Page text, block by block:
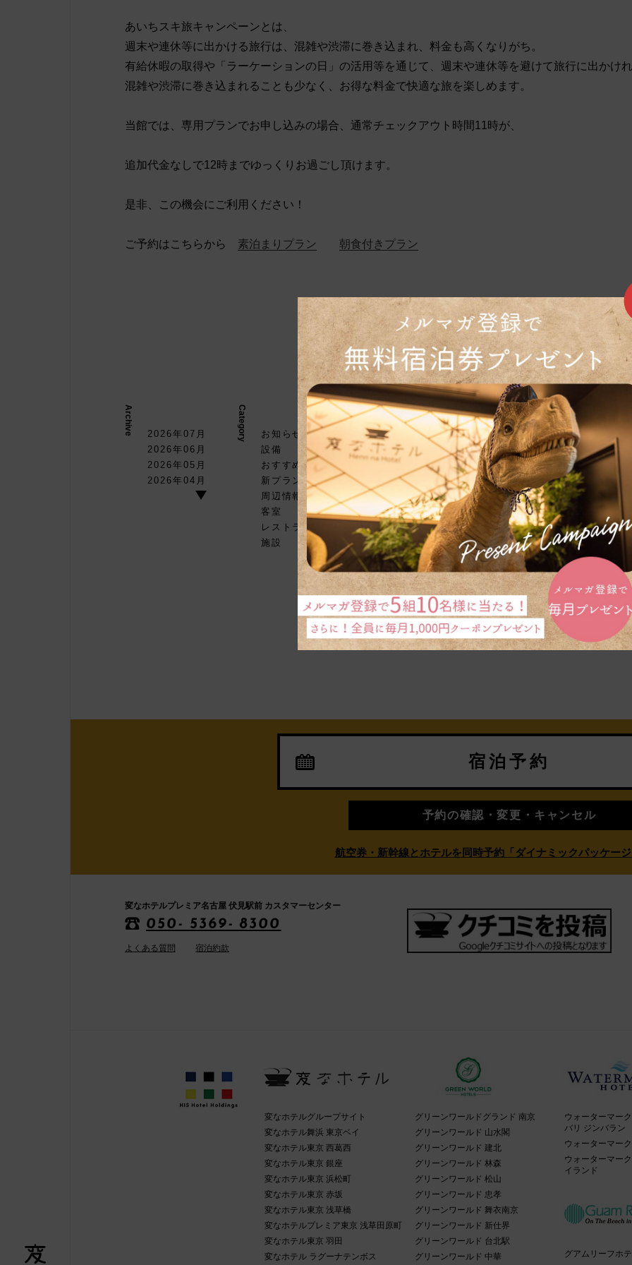
あいちスキ旅キャンペーンとは、
週末や連休等に出かける旅行は、混雑や渋滞に巻き込まれ、料金も高くなりがち。
有給休暇の取得や「ラーケーションの日」の活用等を通じて、週末や連休等を避けて旅行に出かけ
混雑や渋滞に巻き込まれることも少なく、お得な料金で快適な旅を楽しめます。
当館では、専用プランでお申し込みの場合、通常チェックアウト時間11時が、
追加代金なしで12時までゆっくりお過ごし頂けます。
是非、この機会にご利用ください！
ご予約はこちらから 素泊まりプラン 朝食付きプラン
新着情報一覧へ戻る
Archive
2026年07月
2026年06月
2026年05月
2026年04月
Category
お知らせ
設備
おすすめプラン
新プラン
周辺情報
客室
レストラン
施設
トップへ
宿泊予約
予約の確認・変更・キャンセル
航空券・新幹線とホテルを同時予約「ダイナミックパッケー
変なホテルプレミア名古屋 伏見駅前 カスタマーセンター
050- 5369- 8300
よくある質問 宿泊約款
変なホテルグループサイト
変なホテル舞浜 東京ベイ
変なホテル東京 西葛西
変なホテル東京 銀座
変なホテル東京 浜松町
変なホテル東京 赤坂
変なホテル東京 浅草橋
変なホテルプレミア東京 浅草田原町
変なホテル東京 羽田
変なホテル ラグーナテンボス
グリーンワールドグランド 南京
グリーンワールド 山水閣
グリーンワールド 建北
グリーンワールド 林森
グリーンワールド 松山
グリーンワールド 忠孝
グリーンワールド 舞衣南京
グリーンワールド 新仕界
グリーンワールド 台北駅
グリーンワールド 中華
ウォーターマー
バリ ジンバラン
ウォーターマー
ウォーターマー
イランド
グアムリーフホ